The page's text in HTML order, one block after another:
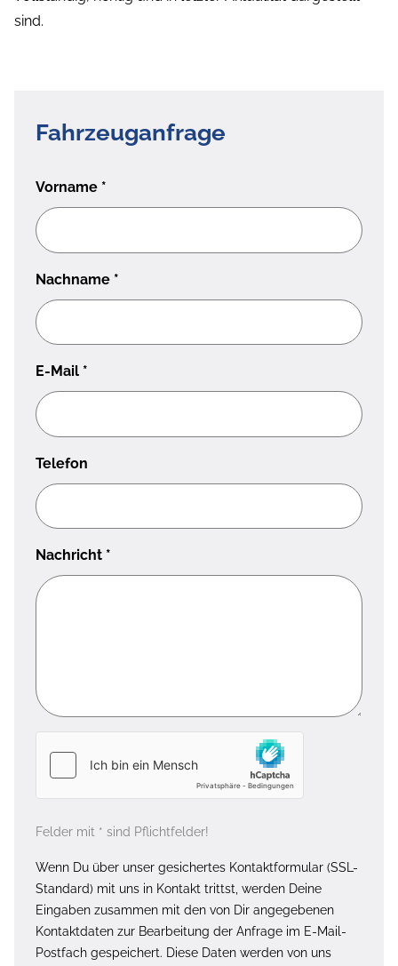
sind.
Fahrzeuganfrage
Vorname *
Nachname *
E-Mail *
Telefon
Nachricht *
Felder mit * sind Pflichtfelder!
Wenn Du über unser gesichertes Kontaktformular (SSL-
Standard) mit uns in Kontakt trittst, werden Deine
Eingaben zusammen mit den von Dir angegebenen
Kontaktdaten zur Bearbeitung der Anfrage im E-Mail-
Postfach gespeichert. Diese Daten werden von uns